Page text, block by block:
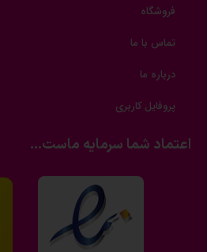
فروشگاه
تماس با ما
درباره ما
پروفایل کاربری
اعتماد شما سرمایه ماست...